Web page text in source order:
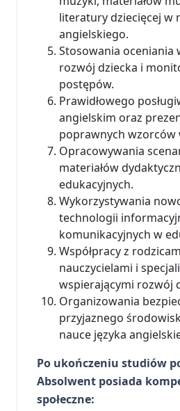
literatury dziecięcej w
angielskiego.
Stosowania oceniania
rozwój dziecka i
postępów.
Prawidłowego
angielskim oraz
poprawnych wzorców
Opracowywania
materiałów
edukacyjnych.
Wykorzystywania
technologii
komunikacyjnych w
Współpracy z
nauczycielami i
wspierającymi rozwój
Organizowania
przyjaznego
nauce języka
Po ukończeniu studiów
Absolwent posiada
społeczne: